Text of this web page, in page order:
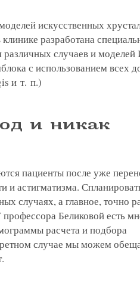
искусственных
разработана
различных случаев и
с использованием всех
и т. п.)
и никак
пациенты после уже
и астигматизма.
случаях, а главное, точно
Беликовой есть
расчета и подбора
случае мы можем